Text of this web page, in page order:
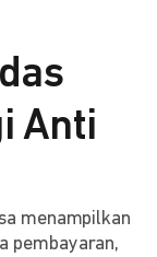
Anti
menampilkan
pembayaran,